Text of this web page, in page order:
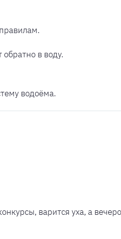
в воду.
водоёма.
варится уха, а